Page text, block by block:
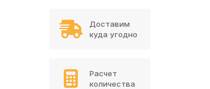
Доставим
куда угодно
Расчет
количества